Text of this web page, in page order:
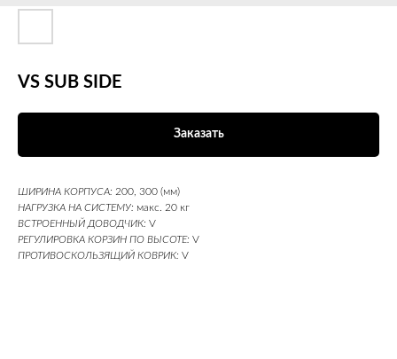
VS SUB SIDE
Заказать
ШИРИНА КОРПУСА: 200, 300 (мм)
НАГРУЗКА НА СИСТЕМУ: макс. 20 кг
ВСТРОЕННЫЙ ДОВОДЧИК: V
РЕГУЛИРОВКА КОРЗИН ПО ВЫСОТЕ: V
ПРОТИВОСКОЛЬЗЯЩИЙ КОВРИК: V